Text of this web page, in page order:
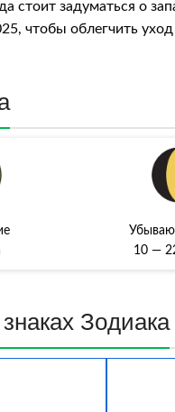
стоит задуматься о
чтобы облегчить
10 —
Зoдиaкa